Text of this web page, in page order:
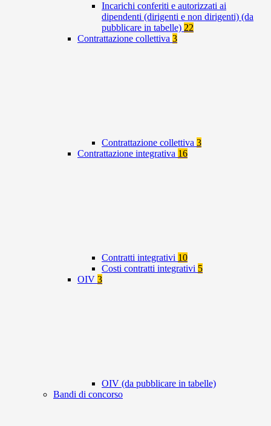
Incarichi conferiti e autorizzati ai
dipendenti (dirigenti e non dirigenti) (da
pubblicare in tabelle) 22
Contrattazione collettiva 3
Contrattazione collettiva 3
Contrattazione integrativa 16
Contratti integrativi 10
Costi contratti integrativi 5
OIV 3
OIV (da pubblicare in tabelle)
Bandi di concorso